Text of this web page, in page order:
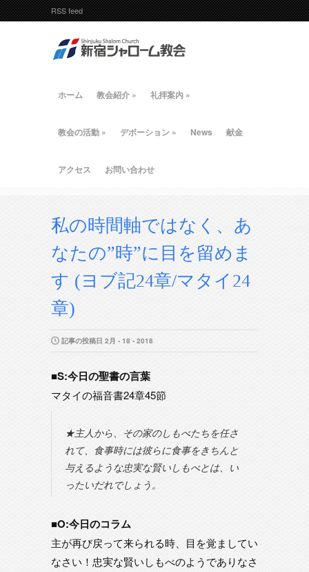
RSS feed
ホーム 教会紹介 » 礼拝案内 »
教会の活動 » デボーション » News 献金
アクセス お問い合わせ
私の時間軸ではなく、あ
なたの”時”に目を留めま
す (ヨブ記24章/マタイ24
章)
記事の投稿日 2月 - 18 - 2018
■S:今日の聖書の言葉
マタイの福音書24章45節
★主人から、その家のしもべたちを任さ
れて、食事時には彼らに食事をきちんと
与えるような忠実な賢いしもべとは、い
ったいだれでしょう。
■O:今日のコラム
主が再び戻って来られる時、目を覚ましてい
なさい！忠実な賢いしもべのようでありなさ